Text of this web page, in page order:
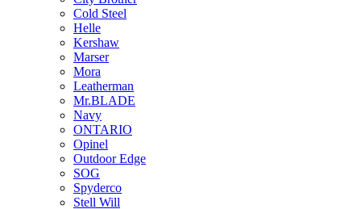
Cold Steel
Helle
Kershaw
Marser
Mora
Leatherman
Mr.BLADE
Navy
ONTARIO
Opinel
Outdoor Edge
SOG
Spyderco
Stell Will